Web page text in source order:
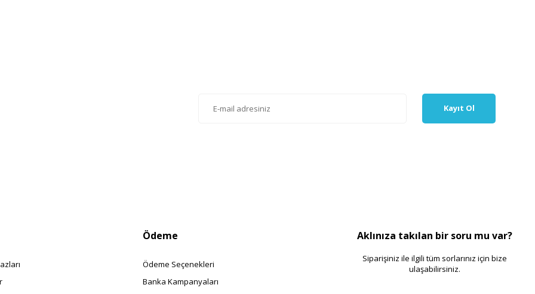
Kayıt Ol
Ödeme
Ödeme Seçenekleri
Banka Kampanyaları
Aklınıza takılan bir soru mu var?
Siparişiniz ile ilgili tüm sorlarınız için bize
ulaşabilirsiniz.